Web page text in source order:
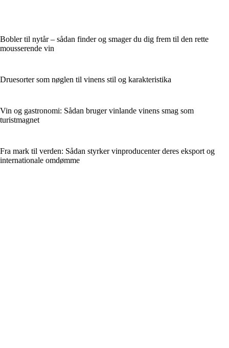
Bobler til nytår – sådan finder og smager du dig frem til den rette
mousserende vin
Druesorter som nøglen til vinens stil og karakteristika
Vin og gastronomi: Sådan bruger vinlande vinens smag som
turistmagnet
Fra mark til verden: Sådan styrker vinproducenter deres eksport og
internationale omdømme